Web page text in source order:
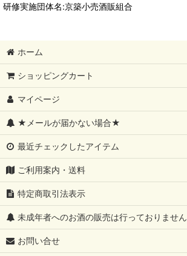
研修実施団体名:京築小売酒販組合
ホーム
ショッピングカート
マイページ
★メールが届かない場合★
最近チェックしたアイテム
ご利用案内・送料
特定商取引法表示
未成年者へのお酒の販売は行っておりません
お問い合せ